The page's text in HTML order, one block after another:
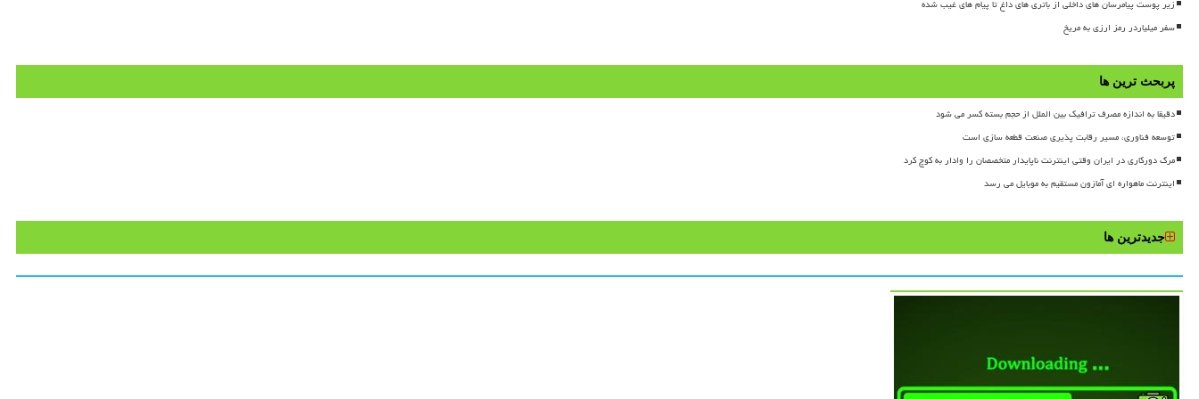
زیر پوست پیامرسان های داخلی از باتری های داغ تا پیام های غیب شده
سفر میلیاردر رمز ارزی به مریخ
پربحث ترین ها
دقیقا به اندازه مصرف ترافیک بین الملل از حجم بسته کسر می شود
توسعه فناوری، مسیر رقابت پذیری صنعت قطعه سازی است
مرگ دورکاری در ایران وقتی اینترنت ناپایدار متخصصان را وادار به کوچ کرد
اینترنت ماهواره ای آمازون مستقیم به موبایل می رسد
جدیدترین ها